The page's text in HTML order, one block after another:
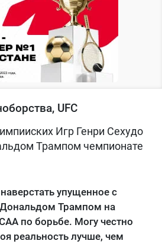
UFC
Игр Генри Сехудо
Трампом чемпионате
упущенное с
Трампом на
по борьбе. Могу честно
реальность лучше, чем